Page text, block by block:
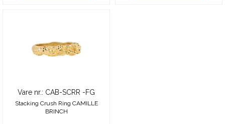
Vare nr.: CAB-SCRR -FG
Stacking Crush Ring CAMILLE
BRINCH